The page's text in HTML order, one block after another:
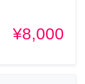
¥8,000